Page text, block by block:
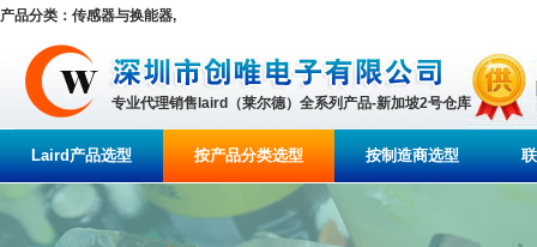
产品分类：传感器与换能器,
专业代理销售laird（莱尔德）全系列产品-新加坡2号仓库
Laird产品选型 按产品分类选型 按制造商选型